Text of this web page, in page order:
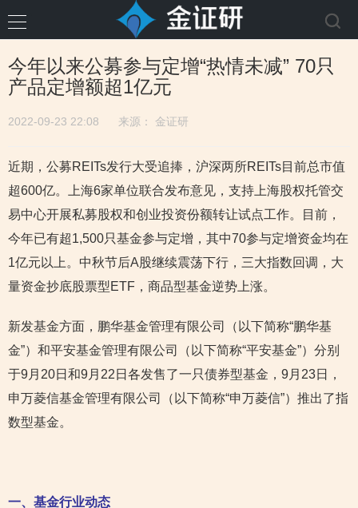
今年以来公募参与定增“热情未减” 70只
产品定增额超1亿元
2022-09-23 22:08 来源： 金证研
近期，公募REITs发行大受追捧，沪深两所REITs目前总市值
超600亿。上海6家单位联合发布意见，支持上海股权托管交
易中心开展私募股权和创业投资份额转让试点工作。目前，
今年已有超1,500只基金参与定增，其中70参与定增资金均在
1亿元以上。中秋节后A股继续震荡下行，三大指数回调，大
量资金抄底股票型ETF，商品型基金逆势上涨。
新发基金方面，鹏华基金管理有限公司（以下简称“鹏华基
金”）和平安基金管理有限公司（以下简称“平安基金”）分别
于9月20日和9月22日各发售了一只债券型基金，9月23日，
申万菱信基金管理有限公司（以下简称“申万菱信”）推出了指
数型基金。
一、基金行业动态